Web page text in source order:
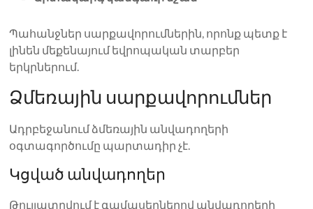
Պահանջներ սարքավորումներին, որոնք պետք է
լինեն մեքենայում եվրոպական տարբեր
երկրներում.
Ձմեռային սարքավորումներ
Ադրբեջանում ձմեռային անվադողերի
օգտագործումը պարտադիր չէ.
Կցված անվադողեր
Թույլատրվում է գամասեղներով անվադողերի